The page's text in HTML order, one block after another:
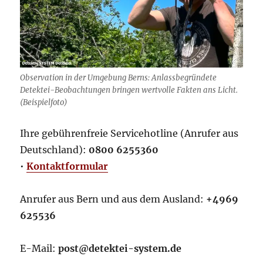
Observation in der Umgebung Berns: Anlassbegründete
Detektei-Beobachtungen bringen wertvolle Fakten ans Licht.
(Beispielfoto)
Ihre gebührenfreie Servicehotline (Anrufer aus
Deutschland): 0800 6255360
•Kontaktformular
Anrufer aus Bern und aus dem Ausland: +4969
625536
E-Mail:post@detektei-system.de